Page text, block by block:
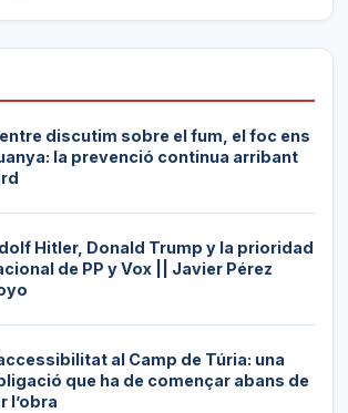
discutim sobre el fum, el foc ens
la prevenció continua arribant
Hitler, Donald Trump y la prioridad
de PP y Vox || Javier Pérez
al Camp de Túria: una
que ha de començar abans de
l’obra